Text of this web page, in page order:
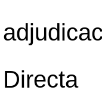
Directa